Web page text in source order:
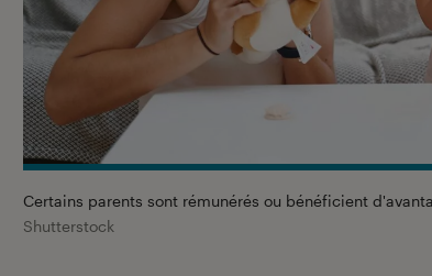
Certains parents sont rémunérés ou bénéficient
Shutterstock